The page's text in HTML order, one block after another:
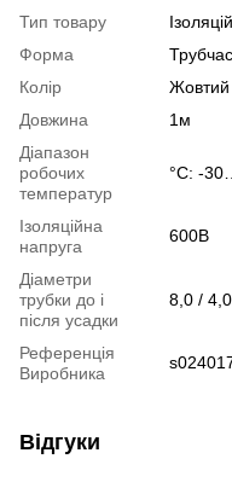
Тип товару
Форма
Колір
Жовтий
Довжина
1м
Діапазон
робочих
температур
°С: -
Ізоляційна
напруга
600В
Діаметри
трубки до і
після усадки
8,0 /
Референція
Виробника
Відгуки